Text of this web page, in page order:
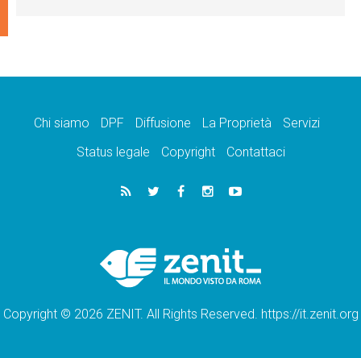
Chi siamo DPF Diffusione La Proprietà
Servizi
Status legale
Copyright Contattaci
Copyright © 2026 ZENIT. All Rights Reserved. https://it.zenit.org